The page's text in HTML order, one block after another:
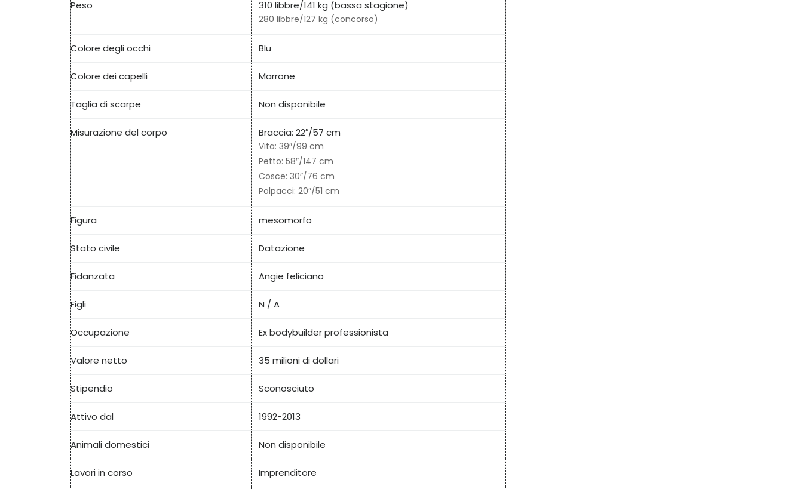
Peso 310 libbre/141 kg (bassa stagione)
280 libbre/127 kg (concorso)
Colore degli occhi Blu
Colore dei capelli Marrone
Taglia di scarpe Non disponibile
Misurazione del corpo Braccia: 22″/57 cm
Vita: 39″/99 cm
Petto: 58″/147 cm
Cosce: 30″/76 cm
Polpacci: 20″/51 cm
Figura mesomorfo
Stato civile Datazione
Fidanzata Angie feliciano
Figli N / A
Occupazione Ex bodybuilder professionista
Valore netto 35 milioni di dollari
Stipendio Sconosciuto
Attivo dal 1992-2013
Animali domestici Non disponibile
Lavori in corso Imprenditore